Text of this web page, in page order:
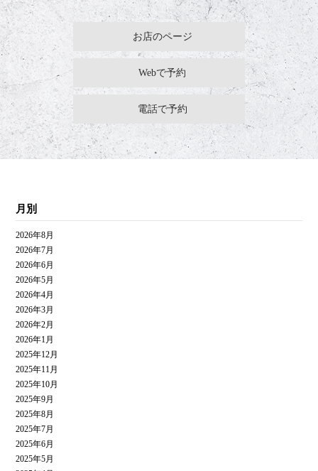
お店のページ
Webで予約
電話で予約
月別
2026年8月
2026年7月
2026年6月
2026年5月
2026年4月
2026年3月
2026年2月
2026年1月
2025年12月
2025年11月
2025年10月
2025年9月
2025年8月
2025年7月
2025年6月
2025年5月